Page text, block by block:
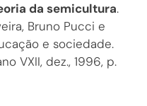
da semicultura.
Bruno Pucci e
e sociedade.
VXII, dez., 1996, p.